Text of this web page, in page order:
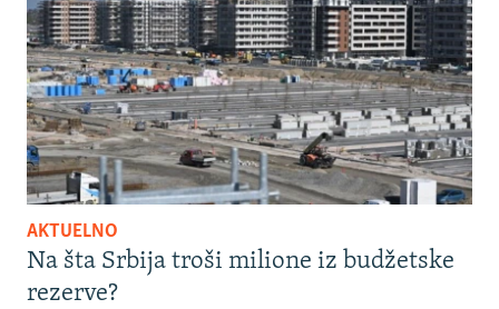
AKTUELNO
Na šta Srbija troši milione iz budžetske
rezerve?